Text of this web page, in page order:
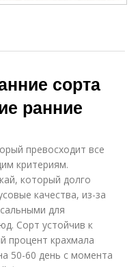
сорта
ранние
превосходит все
критериям.
который долго
качества, из-за
для
Сорт устойчив к
процент крахмала
50-60 день с момента